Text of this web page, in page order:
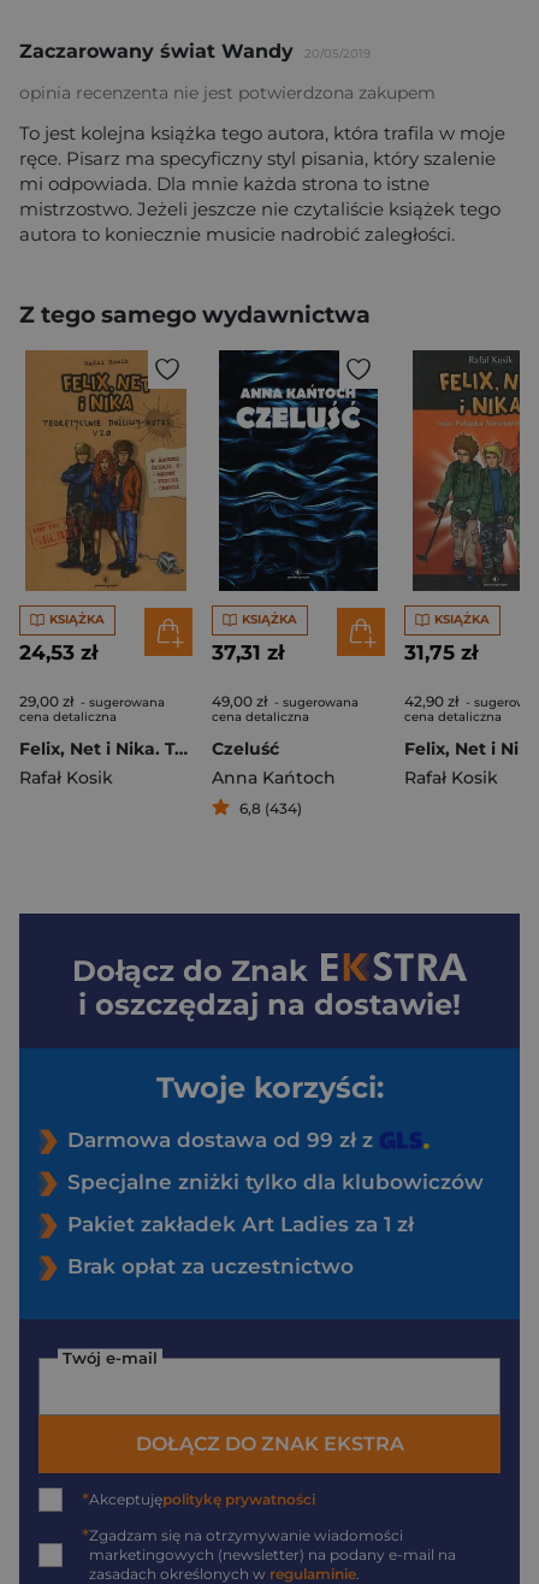
Zaczarowany świat Wandy 20/05/2019
opinia recenzenta nie jest potwierdzona zakupem
To jest kolejna książka tego autora, która trafila w moje
ręce. Pisarz ma specyficzny styl pisania, który szalenie
mi odpowiada. Dla mnie każda strona to istne
mistrzostwo. Jeżeli jeszcze nie czytaliście książek tego
autora to koniecznie musicie nadrobić zaległości.
Z tego samego wydawnictwa
KSIĄŻKA
24,53 zł
29,00 zł - sugerowana
cena detaliczna
Felix, Net i Nika. Teoretycznie Możliwy Notes V 2.0
Rafał Kosik
KSIĄŻKA
37,31 zł
49,00 zł - sugerowana
cena detaliczna
Czeluść
Anna Kańtoch
6,8 (434)
KSIĄŻKA
31,75 zł
42,90 zł -
cena detaliczna
Rafał Kosik
Dołącz do Znak
i oszczędzaj na dostawie!
Twoje korzyści:
Darmowa dostawa od 99 zł z
Specjalne zniżki tylko dla klubowiczów
Pakiet zakładek Art Ladies za 1 zł
Brak opłat za uczestnictwo
Twój e-mail
DOŁĄCZ DO ZNAK EKSTRA
*Akceptujępolitykę prywatności
*Zgadzam się na otrzymywanie wiadomości
marketingowych (newsletter) na podany e-mail na
zasadach określonych w regulaminie